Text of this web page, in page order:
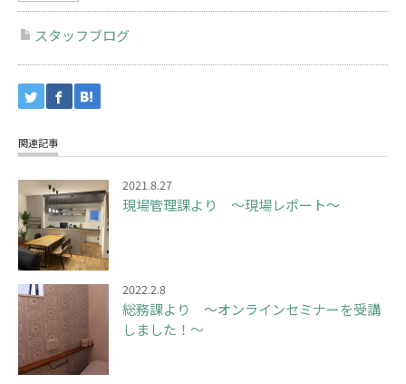
スタッフブログ
関連記事
2021.8.27
現場管理課より ～現場レポート～
2022.2.8
総務課より ～オンラインセミナーを受講
しました！～